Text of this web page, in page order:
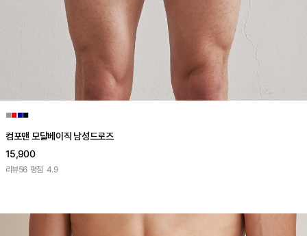
■■■■
컴포맨 모달베이직 남성드로즈
15,900
리뷰56 평점 4.9